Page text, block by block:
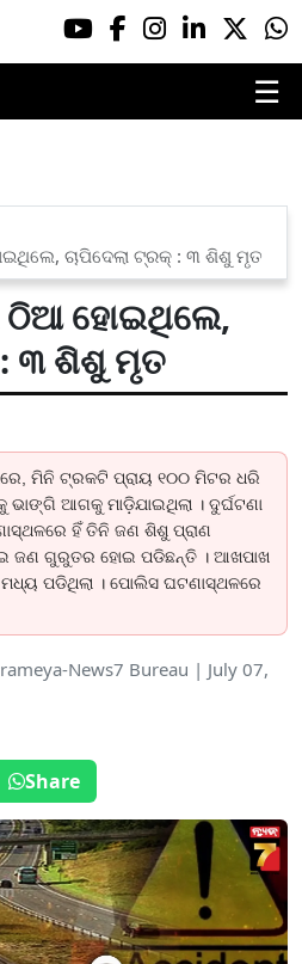
☰
ଚାପିଦେଲା ଟ୍ରକ୍ : ୩ ଶିଶୁ ମୃତ
ଠିଆ ହୋଇଥିଲେ,
: ୩ ଶିଶୁ ମୃତ
ମିନି ଟ୍ରକଟି ପ୍ରାୟ ୧୦୦ ମିଟର ଧରି
ଭାଙ୍ଗି ଆଗକୁ ମାଡ଼ିଯାଇଥିଲା । ଦୁର୍ଘଟଣା
ହିଁ ତିନି ଜଣ ଶିଶୁ ପ୍ରାଣ
ଜଣ ଗୁରୁତର ହୋଇ ପଡିଛନ୍ତି । ଆଖପାଖ
ମଧ୍ୟ ପଡିଥିଲା । ପୋଲିସ ଘଟଣାସ୍ଥଳରେ
News7 Bureau | July 07,
Share